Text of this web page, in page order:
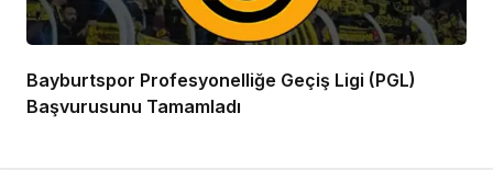
Bayburtspor Profesyonelliğe Geçiş Ligi (PGL)
Başvurusunu Tamamladı